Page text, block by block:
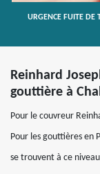
URGENCE FUITE DE
Reinhard
gouttière à
Pour le couvreur
Pour les gouttières en
se trouvent à ce